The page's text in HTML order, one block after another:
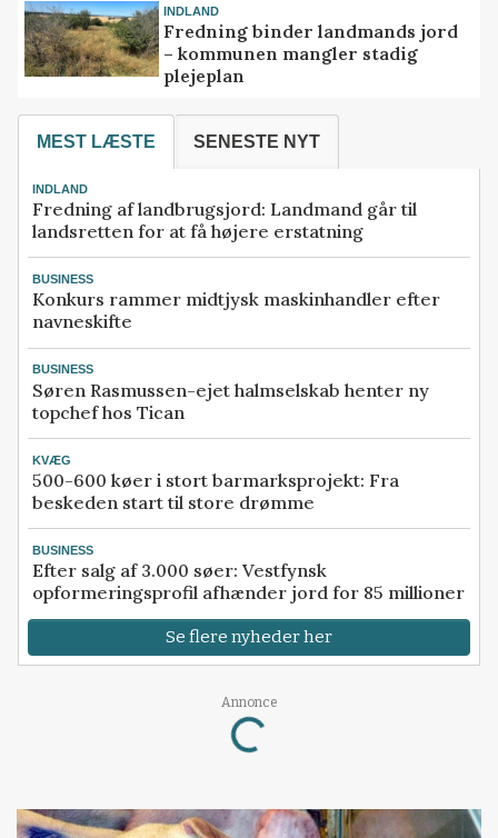
INDLAND
Fredning binder landmands jord
– kommunen mangler stadig
plejeplan
MEST LÆSTE SENESTE NYT
INDLAND
Fredning af landbrugsjord: Landmand går til
landsretten for at få højere erstatning
BUSINESS
Konkurs rammer midtjysk maskinhandler efter
navneskifte
BUSINESS
Søren Rasmussen-ejet halmselskab henter ny
topchef hos Tican
KVÆG
500-600 køer i stort barmarksprojekt: Fra
beskeden start til store drømme
BUSINESS
Efter salg af 3.000 søer: Vestfynsk
opformeringsprofil afhænder jord for 85 millioner
Se flere nyheder her
Annonce
Loading...